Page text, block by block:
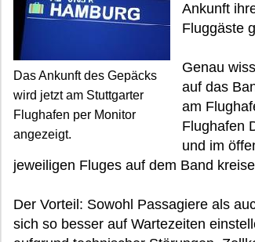
Das Ankunft des Gepäcks
wird jetzt am Stuttgarter
Flughafen per Monitor
angezeigt.
Ankunft
Fluggäste
Genau
auf das
am
Flughafen
und im
jeweiligen Fluges auf dem Band
Der Vorteil: Sowohl Passagiere als
sich so besser auf Wartezeiten